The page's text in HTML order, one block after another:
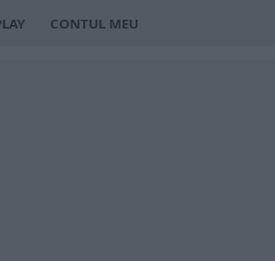
CONTUL MEU